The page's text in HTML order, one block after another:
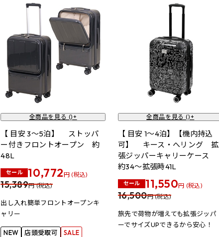
全商品を見る ()+
【 目安 3～5泊】 ストッパ
ー付きフロントオープン 約
48L
セール 10,772円 (税込)
15,389円 (税込)
出し入れ簡単フロントオープンキ
ャリー
NEW 店頭受取可 SALE
全商品を見る ()+
【 目安 1～4泊】【機内持込
可】 キース・へリング 拡
張ジッパーキャリーケース
約34～拡張時41L
セール 11,550円 (税込)
16,500円 (税込)
旅先で荷物が増えても拡張ジッパ
ーでサイズUPできるから安心！